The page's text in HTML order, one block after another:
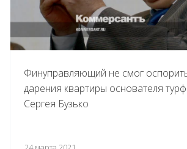
Финуправляющий не смог
дарения квартиры основателя
Сергея Бузько